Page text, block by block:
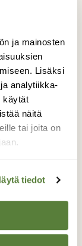
ja mainosten
Lisäksi
analytiikka-
käytät
näitä
tai joita on
tiedot
tämän